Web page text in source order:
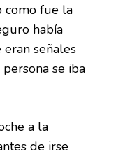
como fue la
había
señales
se iba
a la
de irse